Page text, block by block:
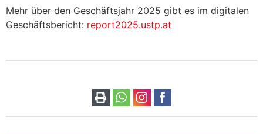
Mehr über den Geschäftsjahr 2025 gibt es im digitalen
Geschäftsbericht: report2025.ustp.at